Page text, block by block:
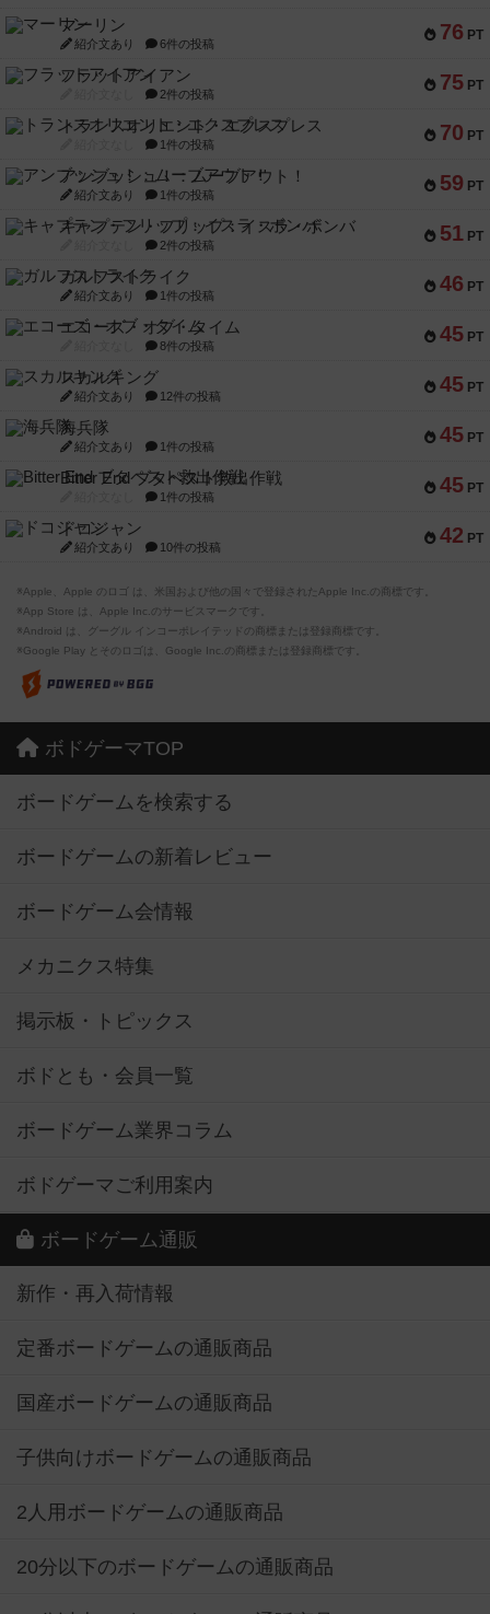
76 PT
マーリン
紹介文あり 6件の投稿
75 PT
フラットアイアン
2件の投稿
70 PT
トランスオリエント・エクスプレス
1件の投稿
59 PT
アンブッシュ！：ムーブアウト！
紹介文あり 1件の投稿
51 PT
キャプテン・フリップ：イスラ・ボンバ
2件の投稿
46 PT
ガルフストライク
紹介文あり 1件の投稿
45 PT
エコーズ・オブ・タイム
8件の投稿
45 PT
スカルキング
紹介文あり 12件の投稿
45 PT
海兵隊
紹介文あり 1件の投稿
45 PT
Bitter End ブタペスト救出作戦
1件の投稿
42 PT
ドコジャン
紹介文あり 10件の投稿
※Apple、Apple のロゴ は、米国および他の国々で登録されたApple Inc.の商標です。
※App Store は、Apple Inc.のサービスマークです。
※Android は、グーグル インコーポレイテッドの商標または登録商標です。
※Google Play とそのロゴは、Google Inc.の商標または登録商標です。
ボドゲーマTOP
ボードゲームを検索する
ボードゲームの新着レビュー
ボードゲーム会情報
メカニクス特集
掲示板・トピックス
ボドとも・会員一覧
ボードゲーム業界コラム
ボドゲーマご利用案内
ボードゲーム通販
新作・再入荷情報
定番ボードゲームの通販商品
国産ボードゲームの通販商品
子供向けボードゲームの通販商品
2人用ボードゲームの通販商品
20分以下のボードゲームの通販商品